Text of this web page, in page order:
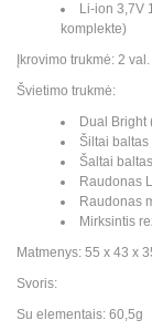
Li-ion 3,7V
komplekte)
Įkrovimo trukmė: 2
Švietimo trukmė:
Dual Bright
Šiltai
Šaltai
Raudonas
Raudonas
Mirksintis
Matmenys: 55 x 43 x
Svoris:
Su elementais: 60,5g